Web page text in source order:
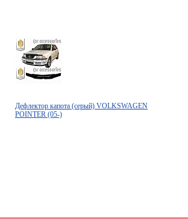
Дефлектор капота (серый) VOLKSWAGEN
POINTER (05-)